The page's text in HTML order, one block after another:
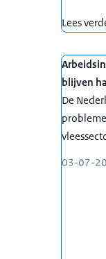
Lees
blijven
De
03-07-